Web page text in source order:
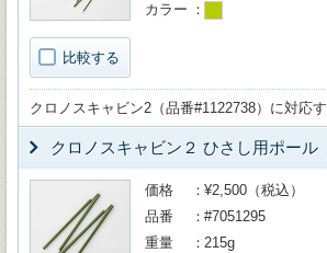
比較する
カラー
クロノスキャビン2（品番#1122738）に対応
クロノスキャビン２ ひさし用ポール
価格
¥2,500（税込）
品番
#7051295
重量
215g